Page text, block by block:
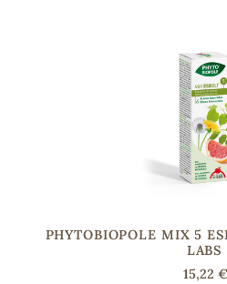
PHYTOBIOPOLE MIX 5
LABS
15,22 €